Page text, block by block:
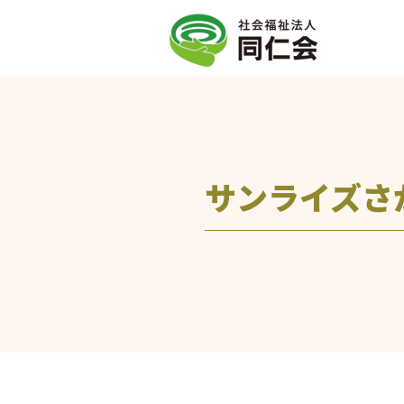
サンライズ